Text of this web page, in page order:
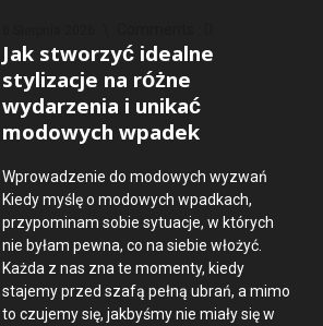
Jak stworzyć idealne
stylizacje na różne
wydarzenia i unikać
modowych wpadek
Wprowadzenie do modowych wyzwań
Kiedy myślę o modowych wpadkach,
przypominam sobie sytuacje, w których
nie byłam pewna, co na siebie włożyć.
Każda z nas zna te momenty, kiedy
stajemy przed szafą pełną ubrań, a mimo
to czujemy się, jakbyśmy nie miały się w